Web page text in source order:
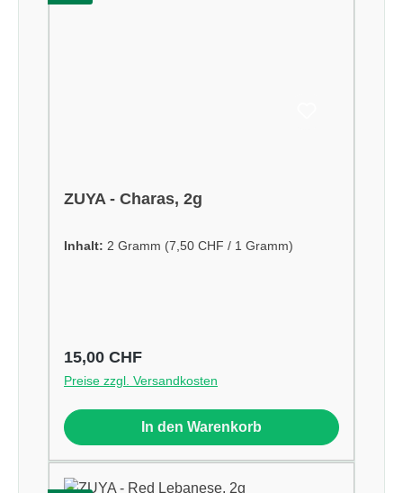
ZUYA - Charas, 2g
Inhalt: 2 Gramm (7,50 CHF / 1 Gramm)
Regulärer Preis:
15,00 CHF
Preise zzgl. Versandkosten
In den Warenkorb